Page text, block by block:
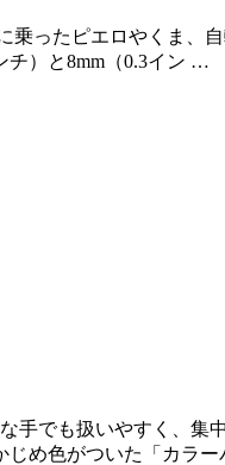
ったピエロやくま、
チ）と8mm（0.3イン …
手でも扱いやすく、集
じめ色がついた「カラ